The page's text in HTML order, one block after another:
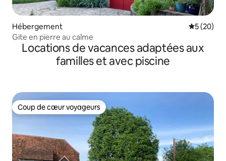
Hébergement
5 (20)
Gite en pierre au calme
Locations de vacances adaptées aux
familles et avec piscine
Coup de cœur voyageurs
Coup de cœur voyageurs